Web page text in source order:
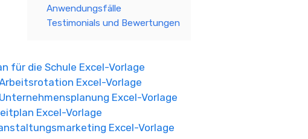
Anwendungsfälle
Testimonials und Bewertungen
für die Schule Excel-Vorlage
Excel-Vorlage
Excel-Vorlage
Excel-Vorlage
Excel-Vorlage